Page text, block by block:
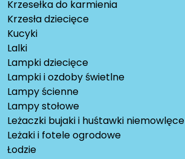
Krzesełka do karmienia
Krzesła dziecięce
Kucyki
Lalki
Lampki dziecięce
Lampki i ozdoby świetlne
Lampy ścienne
Lampy stołowe
Leżaczki bujaki i huśtawki niemowlęce
Leżaki i fotele ogrodowe
Łodzie